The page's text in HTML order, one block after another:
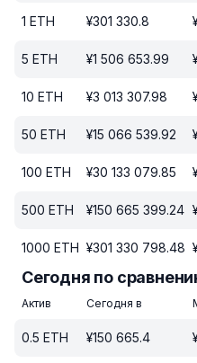
1 ETH ¥301 330.8
5 ETH ¥1 506 653.99
10 ETH ¥3 013 307.98
50 ETH ¥15 066 539.92
100 ETH ¥30 133 079.85
500 ETH ¥150 665 399.24
1000 ETH ¥301 330 798.48
Сегодня по
Актив Сегодня в
0.5 ETH ¥150 665.4